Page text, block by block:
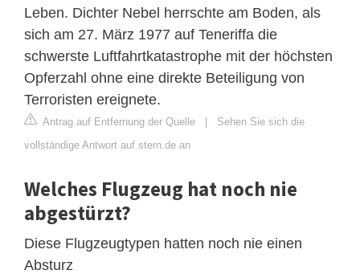
Leben. Dichter Nebel herrschte am Boden, als
sich am 27. März 1977 auf Teneriffa die
schwerste Luftfahrtkatastrophe mit der höchsten
Opferzahl ohne eine direkte Beteiligung von
Terroristen ereignete.
Antrag auf Entfernung der Quelle | Sehen Sie sich die
vollständige Antwort auf stern.de an
Welches Flugzeug hat noch nie
abgestürzt?
Diese Flugzeugtypen hatten noch nie einen
Absturz